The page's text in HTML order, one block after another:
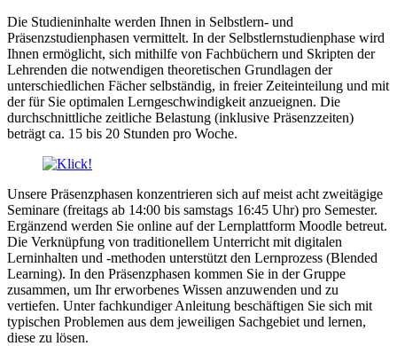
Die Studieninhalte werden Ihnen in Selbstlern- und
Präsenzstudienphasen vermittelt. In der Selbstlernstudienphase wird
Ihnen ermöglicht, sich mithilfe von Fachbüchern und Skripten der
Lehrenden die notwendigen theoretischen Grundlagen der
unterschiedlichen Fächer selbständig, in freier Zeiteinteilung und mit
der für Sie optimalen Lerngeschwindigkeit anzueignen. Die
durchschnittliche zeitliche Belastung (inklusive Präsenzzeiten)
beträgt ca. 15 bis 20 Stunden pro Woche.
Unsere Präsenzphasen konzentrieren sich auf meist acht zweitägige
Seminare (freitags ab 14:00 bis samstags 16:45 Uhr) pro Semester.
Ergänzend werden Sie online auf der Lernplattform Moodle betreut.
Die Verknüpfung von traditionellem Unterricht mit digitalen
Lerninhalten und -methoden unterstützt den Lernprozess (Blended
Learning). In den Präsenzphasen kommen Sie in der Gruppe
zusammen, um Ihr erworbenes Wissen anzuwenden und zu
vertiefen. Unter fachkundiger Anleitung beschäftigen Sie sich mit
typischen Problemen aus dem jeweiligen Sachgebiet und lernen,
diese zu lösen.